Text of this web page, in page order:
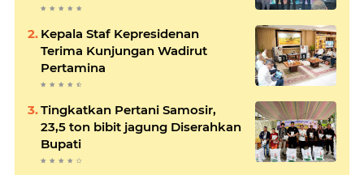
Kepala Staf Kepresidenan
Terima Kunjungan Wadirut
Pertamina
Tingkatkan Pertani Samosir,
23,5 ton bibit jagung Diserahkan
Bupati